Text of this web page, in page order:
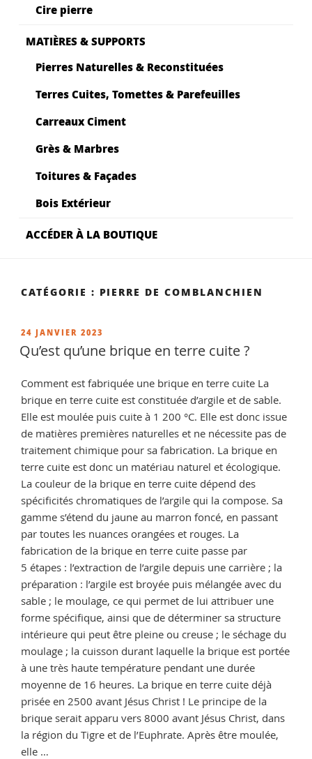
Cire pierre
MATIÈRES & SUPPORTS
Pierres Naturelles & Reconstituées
Terres Cuites, Tomettes & Parefeuilles
Carreaux Ciment
Grès & Marbres
Toitures & Façades
Bois Extérieur
ACCÉDER À LA BOUTIQUE
CATÉGORIE : PIERRE DE COMBLANCHIEN
PUBLIÉ
LE
24 JANVIER 2023
Qu’est qu’une brique en terre cuite ?
Comment est fabriquée une brique en terre cuite La
brique en terre cuite est constituée d’argile et de sable.
Elle est moulée puis cuite à 1 200 °C. Elle est donc issue
de matières premières naturelles et ne nécessite pas de
traitement chimique pour sa fabrication. La brique en
terre cuite est donc un matériau naturel et écologique.
La couleur de la brique en terre cuite dépend des
spécificités chromatiques de l’argile qui la compose. Sa
gamme s’étend du jaune au marron foncé, en passant
par toutes les nuances orangées et rouges. La
fabrication de la brique en terre cuite passe par
5 étapes : l’extraction de l’argile depuis une carrière ; la
préparation : l’argile est broyée puis mélangée avec du
sable ; le moulage, ce qui permet de lui attribuer une
forme spécifique, ainsi que de déterminer sa structure
intérieure qui peut être pleine ou creuse ; le séchage du
moulage ; la cuisson durant laquelle la brique est portée
à une très haute température pendant une durée
moyenne de 16 heures. La brique en terre cuite déjà
prisée en 2500 avant Jésus Christ ! Le principe de la
brique serait apparu vers 8000 avant Jésus Christ, dans
la région du Tigre et de l’Euphrate. Après être moulée,
elle …